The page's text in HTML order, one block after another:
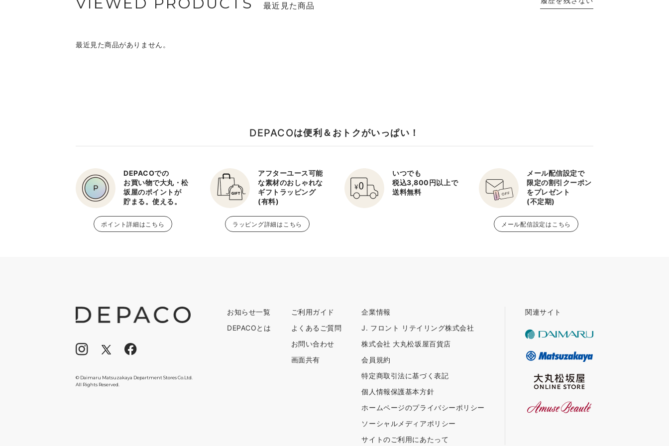
最近見た商品
最近見た商品がありません。
DEPACOは便利＆おトクがいっぱい！
DEPACOでの
お買い物で大丸・松
坂屋のポイントが
貯まる。使える。
ポイント詳細はこちら
アフターユース可能
な素材のおしゃれな
ギフトラッピング
(有料)
ラッピング詳細はこちら
いつでも
税込3,800円以上で
送料無料
メール配信設定で
限定の割引クーポン
をプレゼント
(不定期)
メール配信設定はこちら
© Daimaru Matsuzakaya Department Stores Co.Ltd.
All Rights Reserved.
お知らせ一覧
DEPACOとは
ご利用ガイド
よくあるご質問
お問い合わせ
画面共有
企業情報
J. フロント リテイリング株式会社
株式会社 大丸松坂屋百貨店
会員規約
特定商取引法に基づく表記
個人情報保護基本方針
ホームページのプライバシーポリシー
ソーシャルメディアポリシー
サイトのご利用にあたって
関連サイト